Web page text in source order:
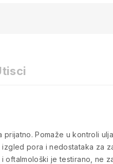
Pomaže u kontroli
pora i nedostataka za
je testirano, ne